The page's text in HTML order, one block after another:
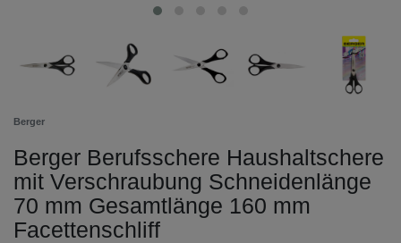
Berger
Berger Berufsschere Haushaltschere
mit Verschraubung Schneidenlänge
70 mm Gesamtlänge 160 mm
Facettenschliff